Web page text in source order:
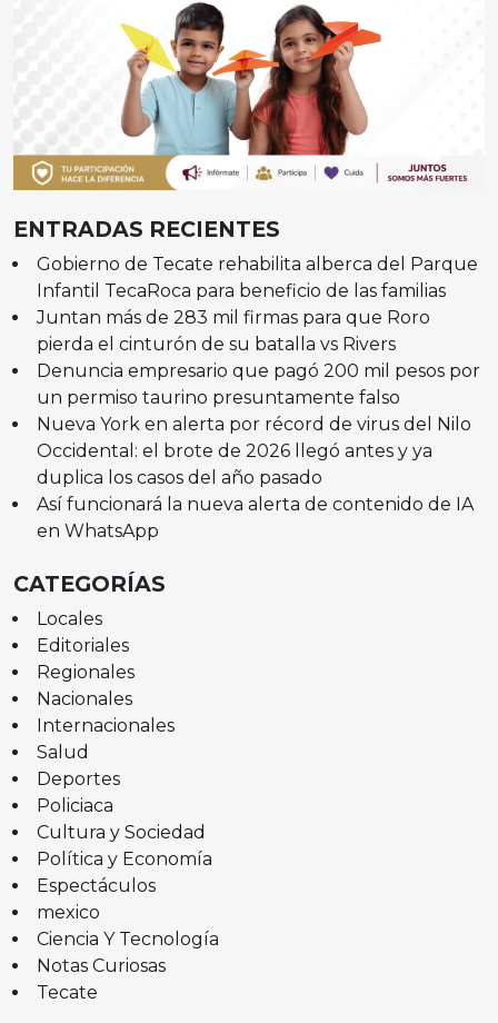
ENTRADAS RECIENTES
Gobierno de Tecate rehabilita alberca del Parque
Infantil TecaRoca para beneficio de las familias
Juntan más de 283 mil firmas para que Roro
pierda el cinturón de su batalla vs Rivers
Denuncia empresario que pagó 200 mil pesos por
un permiso taurino presuntamente falso
Nueva York en alerta por récord de virus del Nilo
Occidental: el brote de 2026 llegó antes y ya
duplica los casos del año pasado
Así funcionará la nueva alerta de contenido de IA
en WhatsApp
CATEGORÍAS
Locales
Editoriales
Regionales
Nacionales
Internacionales
Salud
Deportes
Policiaca
Cultura y Sociedad
Política y Economía
Espectáculos
mexico
Ciencia Y Tecnología
Notas Curiosas
Tecate